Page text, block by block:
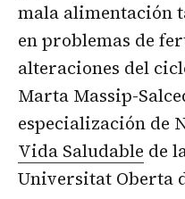
mala alimentación
en problemas de
alteraciones del
Marta Massip-
especialización de
Vida Saludable de
Universitat Oberta